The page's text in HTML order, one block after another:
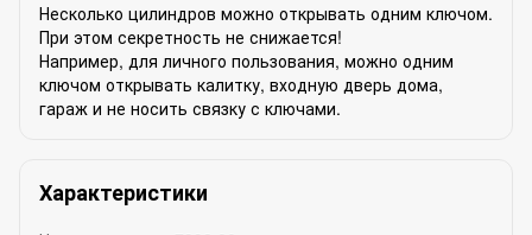
Несколько цилиндров можно открывать одним ключом.
При этом секретность не снижается!
Например, для личного пользования, можно одним
ключом открывать калитку, входную дверь дома,
гараж и не носить связку с ключами.
Характеристики